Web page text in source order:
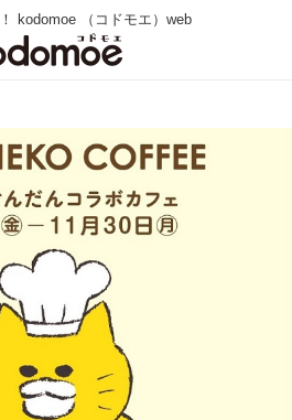
kodomoe （コドモエ）web